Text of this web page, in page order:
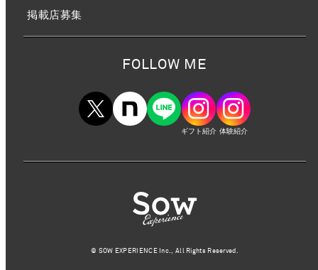
掲載店募集
FOLLOW ME
ギフト紹介 体験紹介
©︎ SOW EXPERIENCE Inc., All Rights Reserved.